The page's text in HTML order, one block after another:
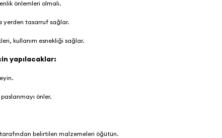
önlemleri olmalı.
yerden tasarruf sağlar.
kullanım esnekliği sağlar.
yapılacaklar:
önler.
belirtilen malzemeleri öğütün.